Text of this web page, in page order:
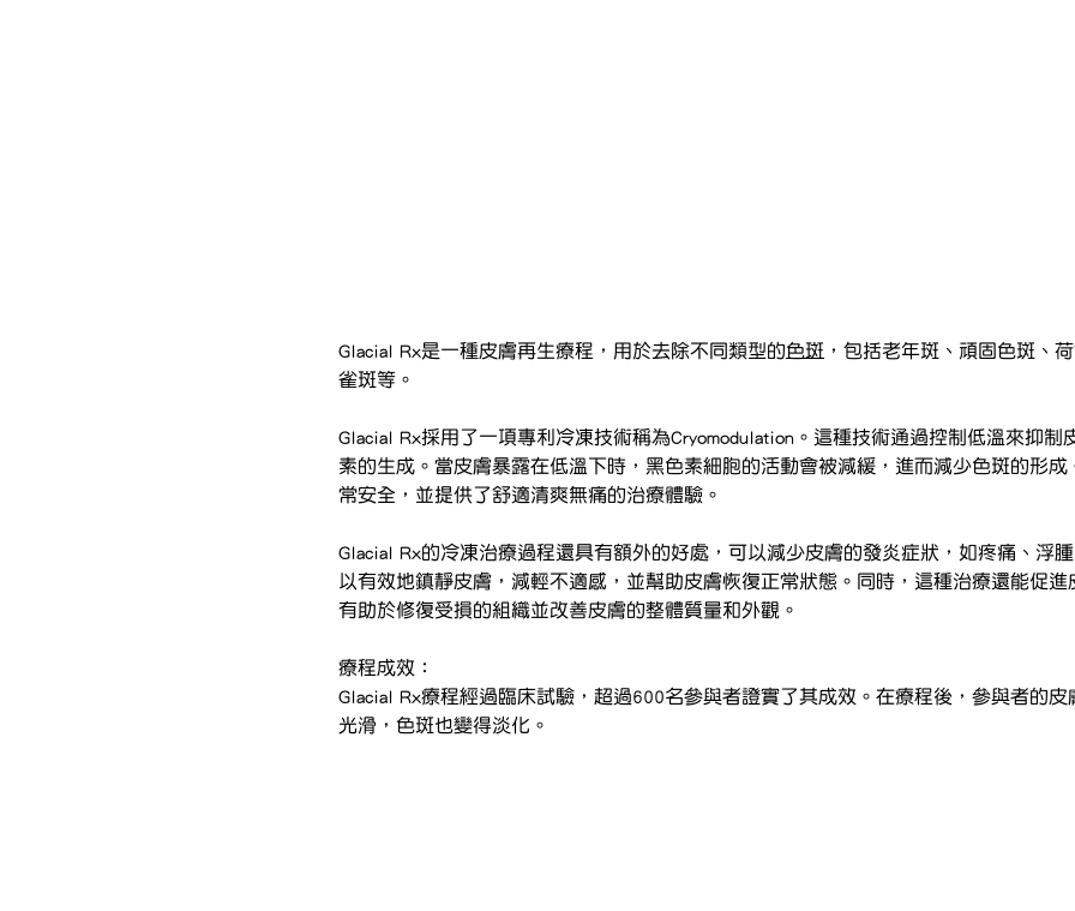
Glacial Rx是一種皮膚再生療程，用於去除不同類型的色斑 ，包括老年斑、頑固色斑、
雀斑等。
Glacial Rx採用了一項專利冷凍技術稱為Cryomodulation。這種技術通過控制低溫來抑制
素的生成。當皮膚暴露在低溫下時，黑色素細胞的活動會被減緩，進而減少色斑的形成
常安全，並提供了舒適清爽無痛的治療體驗。
Glacial Rx的冷凍治療過程還具有額外的好處，可以減少皮膚的發炎症狀，如疼痛、浮
以有效地鎮靜皮膚，減輕不適感，並幫助皮膚恢復正常狀態。同時，這種治療還能促進
有助於修復受損的組織並改善皮膚的整體質量和外觀。
療程成效：
Glacial Rx療程經過臨床試驗，超過600名參與者證實了其成效。在療程後，參與者的皮
光滑，色斑也變得淡化。